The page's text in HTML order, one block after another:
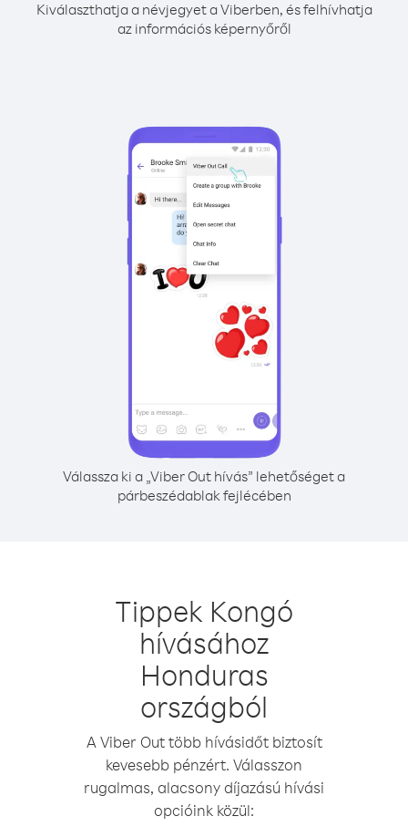
Kiválaszthatja a névjegyet a Viberben, és felhívhatja
az információs képernyőről
Válassza ki a „Viber Out hívás” lehetőséget a
párbeszédablak fejlécében
Tippek Kongó
hívásához
Honduras
országból
A Viber Out több hívásidőt biztosít
kevesebb pénzért. Válasszon
rugalmas, alacsony díjazású hívási
opcióink közül: